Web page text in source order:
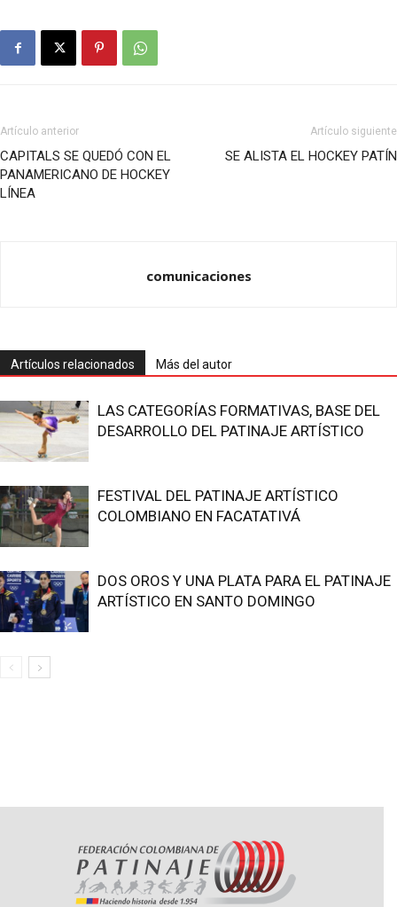
Artículo anterior
CAPITALS SE QUEDÓ CON EL
PANAMERICANO DE HOCKEY
LÍNEA
Artículo siguiente
SE ALISTA EL HOCKEY PATÍN
comunicaciones
Artículos relacionados Más del autor
LAS CATEGORÍAS FORMATIVAS, BASE DEL
DESARROLLO DEL PATINAJE ARTÍSTICO
FESTIVAL DEL PATINAJE ARTÍSTICO
COLOMBIANO EN FACATATIVÁ
DOS OROS Y UNA PLATA PARA EL PATINAJE
ARTÍSTICO EN SANTO DOMINGO